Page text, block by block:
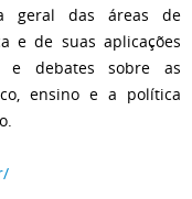
geral das áreas de
e de suas aplicações
e debates sobre as
ensino e a política